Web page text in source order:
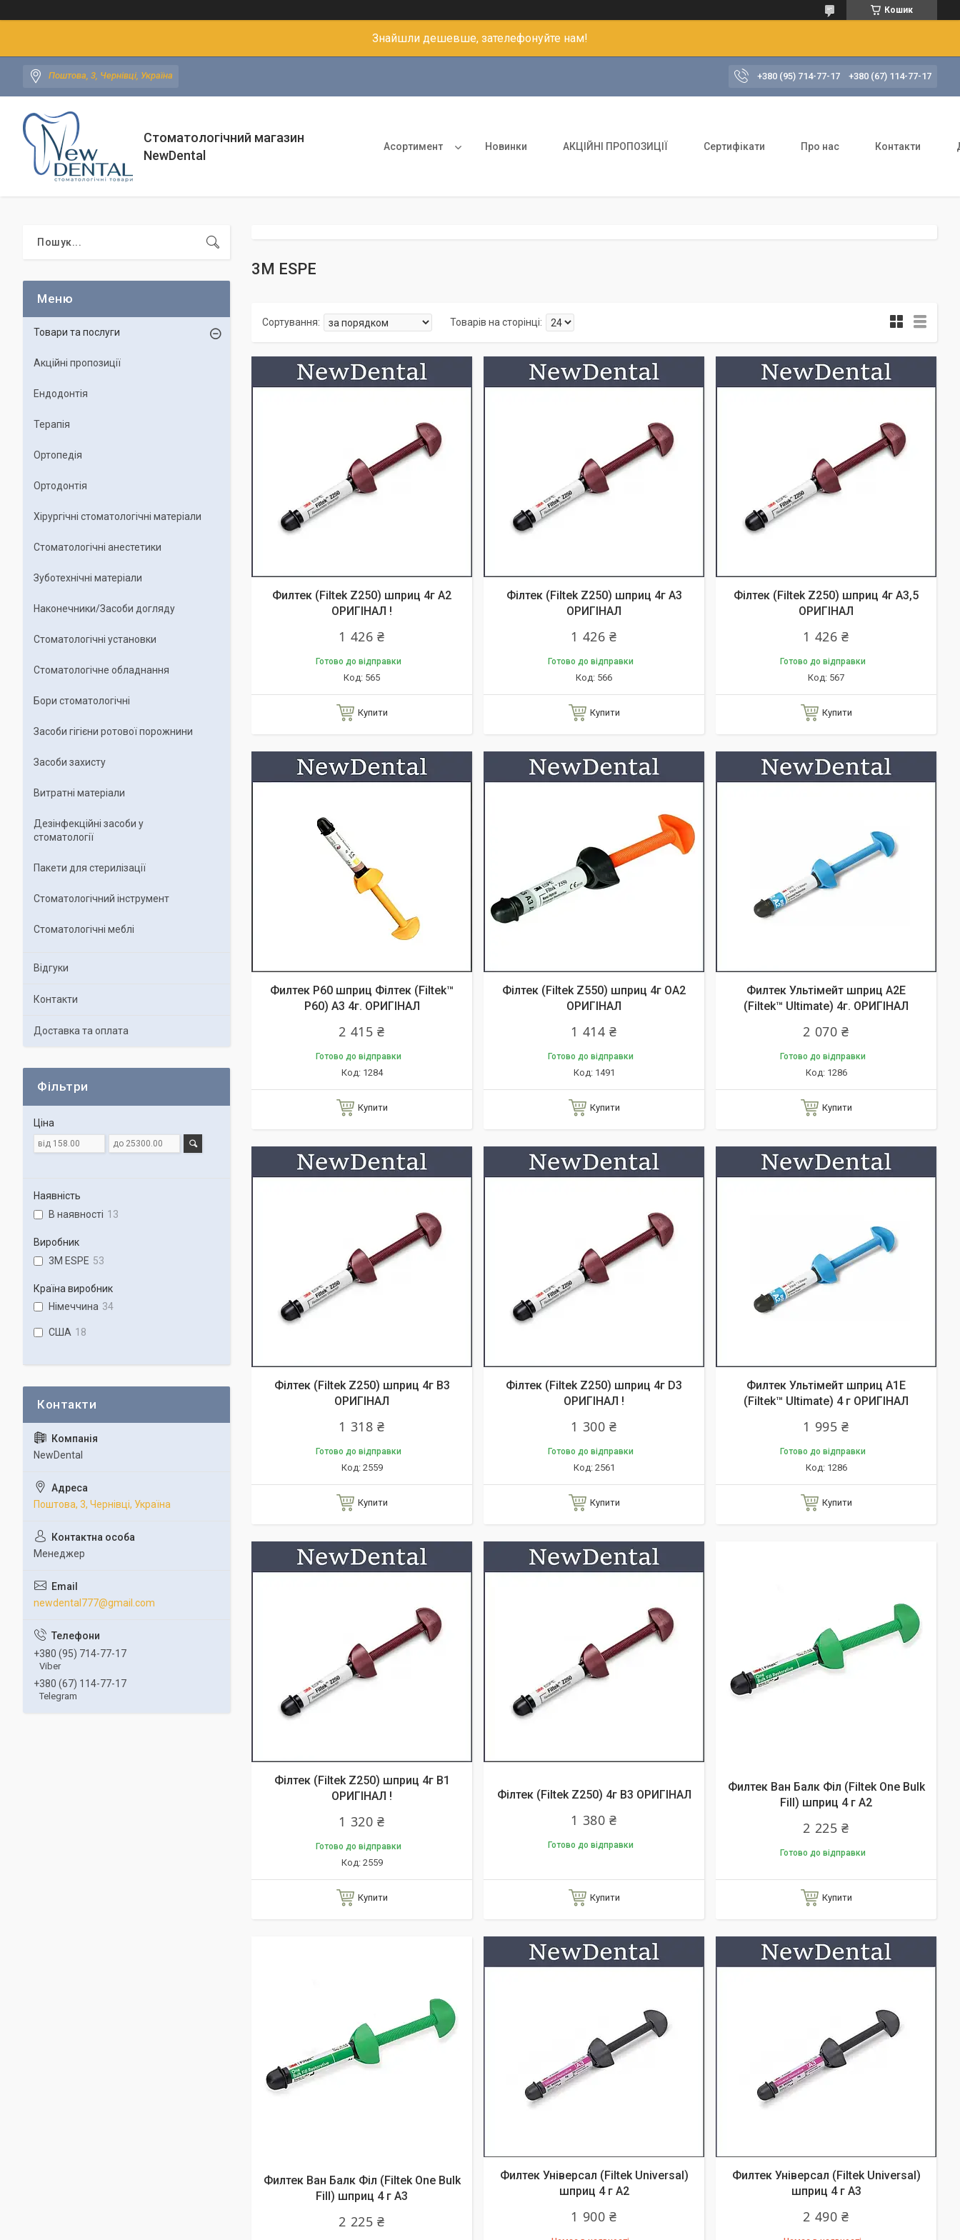
Кошик
Знайшли дешевше, зателефонуйте нам!
Поштова, 3, Чернівці, Україна +380 (95) 714-77-17 +380 (67) 114-77-17
Стоматологічний магазин
NewDental
Асортимент Новинки АКЦІЙНІ ПРОПОЗИЦІЇ Сертифікати Про нас Контакти
3М ESPE
Филтек (Filtek Z250) шприц 4г А2
ОРИГІНАЛ !
1 426 ₴
Готово до відправки
565
Купити
Філтек (Filtek Z250) шприц 4г А3
ОРИГІНАЛ
1 426 ₴
Готово до відправки
566
Купити
Філтек (Filtek Z250) шприц 4г А3,5
ОРИГІНАЛ
1 426 ₴
Готово до відправки
567
Купити
Филтек Р60 шприц Філтек (Filtek™
Р60) A3 4г. ОРИГІНАЛ
2 415 ₴
Готово до відправки
1284
Купити
Філтек (Filtek Z550) шприц 4г ОА2
ОРИГІНАЛ
1 414 ₴
Готово до відправки
1491
Купити
Филтек Ультімейт шприц A2E
(Filtek™ Ultimate) 4г. ОРИГІНАЛ
2 070 ₴
Готово до відправки
1286
Купити
Філтек (Filtek Z250) шприц 4г B3
ОРИГІНАЛ
1 318 ₴
Готово до відправки
2559
Купити
Філтек (Filtek Z250) шприц 4г D3
ОРИГІНАЛ !
1 300 ₴
Готово до відправки
2561
Купити
Филтек Ультімейт шприц А1Е
(Filtek™ Ultimate) 4 г ОРИГІНАЛ
1 995 ₴
Готово до відправки
1286
Купити
Філтек (Filtek Z250) шприц 4г B1
ОРИГІНАЛ !
1 320 ₴
Готово до відправки
2559
Купити
Філтек (Filtek Z250) 4г В3 ОРИГІНАЛ
1 380 ₴
Готово до відправки
Купити
Филтек Ван Балк Філ (Filtek One Bulk
Fill) шприц 4 г A2
2 225 ₴
Готово до відправки
Купити
Филтек Ван Балк Філ (Filtek One Bulk
Fill) шприц 4 г A3
2 225 ₴
Филтек Універсал (Filtek Universal)
шприц 4 г A2
1 900 ₴
Филтек Універсал (Filtek Universal)
шприц 4 г A3
2 490 ₴
Товари та послуги
Акційні пропозиції
Ендодонтія
Терапія
Ортопедія
Ортодонтія
Хірургічні стоматологічні матеріали
Стоматологічні анестетики
Зуботехнічні матеріали
Наконечники/Засоби догляду
Стоматологічні установки
Стоматологічне обладнання
Бори стоматологічні
Засоби гігієни ротової порожнини
Засоби захисту
Витратні матеріали
Дезінфекційні засоби у
стоматології
Пакети для стерилізації
Стоматологічний інструмент
Стоматологічні меблі
Відгуки
Контакти
Доставка та оплата
Фільтри
Ціна
Наявність
В наявності 13
Виробник
3M ESPE 53
Країна виробник
Німеччина 34
США 18
NewDental
Поштова, 3, Чернівці, Україна
Менеджер
newdental777@gmail.com
+380 (95) 714-77-17
Viber
+380 (67) 114-77-17
Telegram